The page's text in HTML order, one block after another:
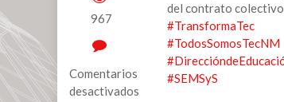
967
Comentarios
desactivados
del contrato
#TransformaTec
#TodosSomosTecNM
#SEMSyS